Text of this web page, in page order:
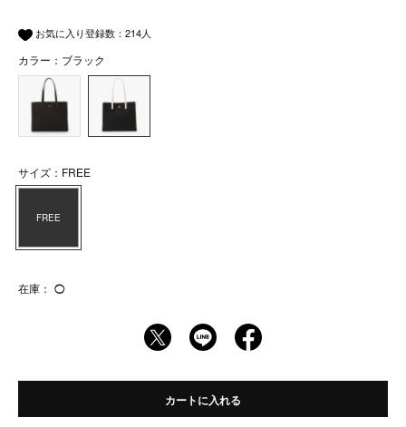
お気に入り登録数： 214人
カラー：ブラック
サイズ：FREE
FREE
在庫： ◯
カートに入れる